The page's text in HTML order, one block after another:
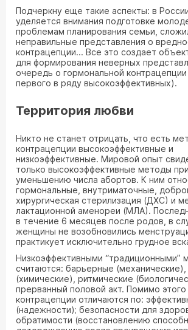
Подчеркну еще такие аспекты: в
уделяется внимания подготовке
проблемам планирования семьи,
неправильные представления о
контрацепции... Все это создает
для формирования неверных
очередь о гормональной
первого в ряду высокоэффективных).
Территория любви
Никто не станет отрицать, что есть
контрацепции высокоэффективные и
низкоэффективные. Мировой опыт
только высокоэффективные методы
уменьшению числа абортов. К ним
гормональные, внутриматочные,
хирургическая стерилизация (ДХС) и
лактационной аменореи (МЛА).
в течение 6 месяцев после родов, в
женщины не возобновились
практикует исключительно грудное
Низкоэффективными “традиционными”
считаются: барьерные
(химические), ритмические
прерванный половой акт. Помимо
контрацепции отличаются по:
(надежности); безопасности для
обратимости (восстановлению